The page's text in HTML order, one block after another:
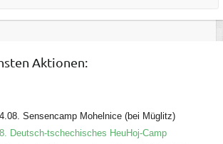
Aktionen:
Sensencamp Mohelnice (bei Müglitz)
Deutsch-tschechisches HeuHoj-Camp